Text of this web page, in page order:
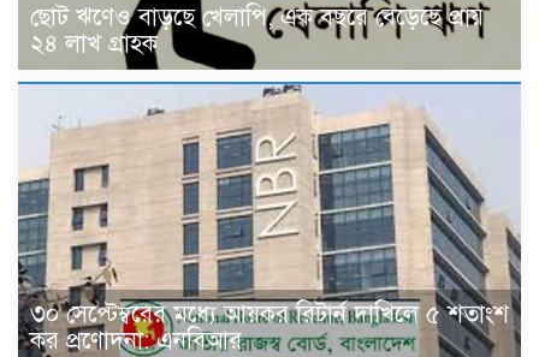
ছোট ঋণেও বাড়ছে খেলাপি, এক বছরে বেড়েছে প্রায়
২৪ লাখ গ্রাহক
৩০ সেপ্টেম্বরের মধ্যে আয়কর রিটার্ন দাখিলে ৫ শতাংশ
কর প্রণোদনা: এনবিআর